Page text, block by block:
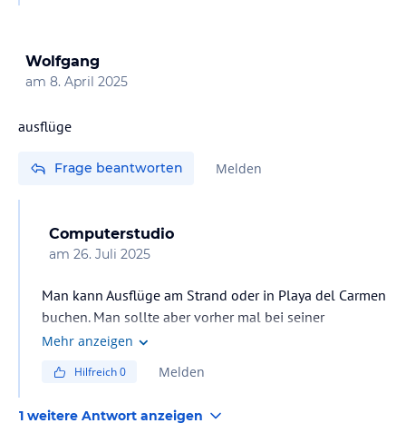
Wolfgang
am 8. April 2025
Frage beantworten Melden
Computerstudio
am 26. Juli 2025
Man kann Ausflüge am Strand oder in Playa del Carmen
buchen. Man sollte aber vorher mal bei seiner
Reisegesellschaft sich die Ausflüge ansehen, wir hatten
preis etwa 30€ teurer als in Playa del Carmen oder bei
dann alles in Deutsch gezeigt und erklärt bekommt und
Mehr anzeigen
Hilfreich0 Melden
1 weitere Antwort anzeigen